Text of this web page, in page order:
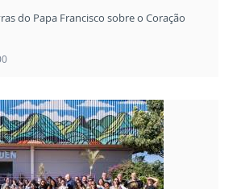
do Papa Francisco sobre o Coração